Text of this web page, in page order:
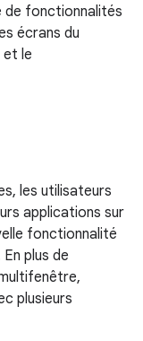
de fonctionnalités
écrans du
et le
les utilisateurs
applications sur
fonctionnalité
plus de
plusieurs